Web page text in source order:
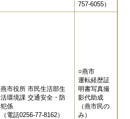
757-6055）
燕市役所 市民生活部生
活環境課 交通安全・防
犯係
（電話0256-77-8162）
○燕市
運転経歴証
明書写真撮
影代助成
（燕市民の
み）